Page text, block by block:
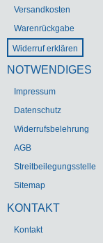
Versandkosten
Warenrückgabe
Widerruf erklären
NOTWENDIGES
Impressum
Datenschutz
Widerrufsbelehrung
AGB
Streitbeilegungsstelle
Sitemap
KONTAKT
Kontakt